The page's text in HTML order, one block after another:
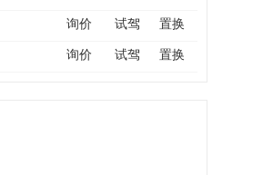
询价 试驾 置换
询价 试驾 置换